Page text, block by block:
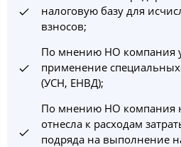
налоговую базу для
взносов;
По мнению НО компания
применение
(УСН, ЕНВД);
По мнению НО компания
отнесла к расходам
подряда на выполнение